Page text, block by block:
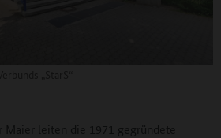
Maier leiten die 1971 gegründete